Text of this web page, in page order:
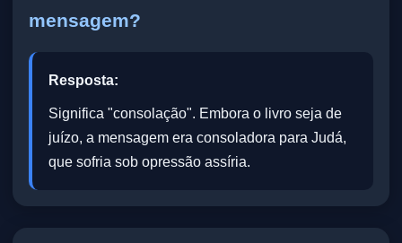
mensagem?
Resposta:
Significa "consolação". Embora o livro seja de
juízo, a mensagem era consoladora para Judá,
que sofria sob opressão assíria.